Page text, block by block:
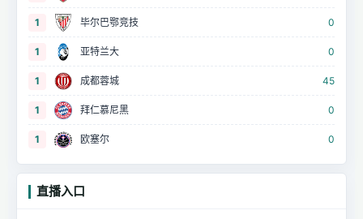
1 毕尔巴鄂竞技 0
1 亚特兰大 0
1 成都蓉城 45
1 拜仁慕尼黑 0
1 欧塞尔 0
直播入口